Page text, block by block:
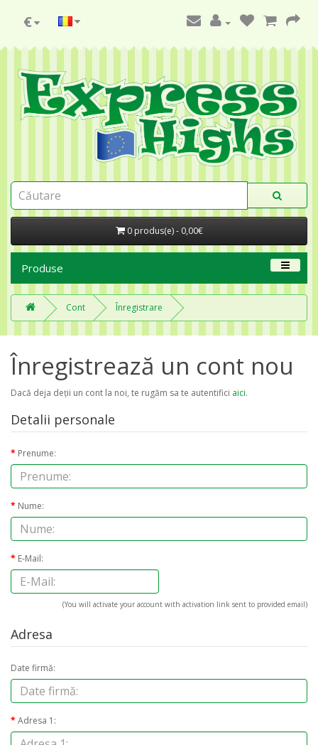
€
0 produs(e) - 0,00€
Produse
Cont Înregistrare
Înregistrează un cont nou
Dacă deja deţii un cont la noi, te rugăm sa te autentifici aici.
Detalii personale
Prenume:
Nume:
E-Mail:
(You will activate your account with activation link sent to provided email)
Adresa
Date firmă:
Adresa 1: